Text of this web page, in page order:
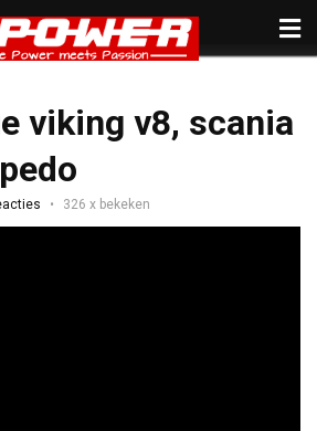
viking v8, scania
326 x bekeken